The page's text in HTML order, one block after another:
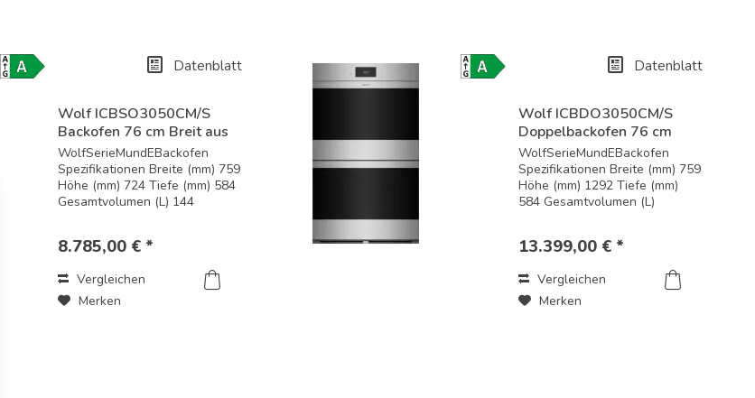
Energielabel- Datenblatt
Wolf ICBSO3050CM/S
Backofen 76 cm Breit aus
der...
WolfSerieMundEBackofen
Spezifikationen Breite (mm) 759
Höhe (mm) 724 Tiefe (mm) 584
Gesamtvolumen (L) 144
enthaltenes Zubehör
Standard- oder flächenbündige
Installation...
8.785,00 € *
Vergleichen
Merken
Energielabel- Datenblatt
Wolf ICBDO3050CM/S
Doppelbackofen 76 cm
breit / 130...
WolfSerieMundEBackofen
Spezifikationen Breite (mm) 759
Höhe (mm) 1292 Tiefe (mm)
584 Gesamtvolumen (L)
und enthaltenes Zubehör
Standard- oder
flächenbündige...
13.399,00 € *
Vergleichen
Merken